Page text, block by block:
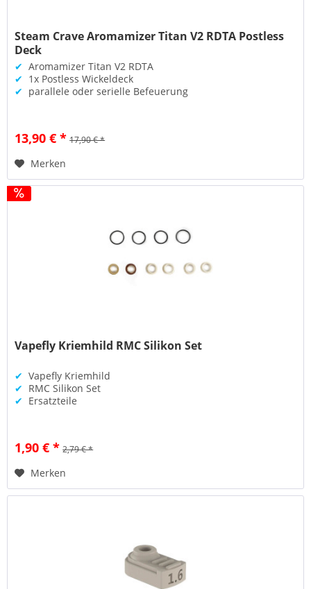
Steam Crave Aromamizer Titan V2 RDTA Postless
Deck
✔ Aromamizer Titan V2 RDTA
✔ 1x Postless Wickeldeck
✔ parallele oder serielle Befeuerung
13,90 € * 17,90 € *
Merken
Vapefly Kriemhild RMC Silikon Set
✔ Vapefly Kriemhild
✔ RMC Silikon Set
✔ Ersatzteile
1,90 € * 2,79 € *
Merken